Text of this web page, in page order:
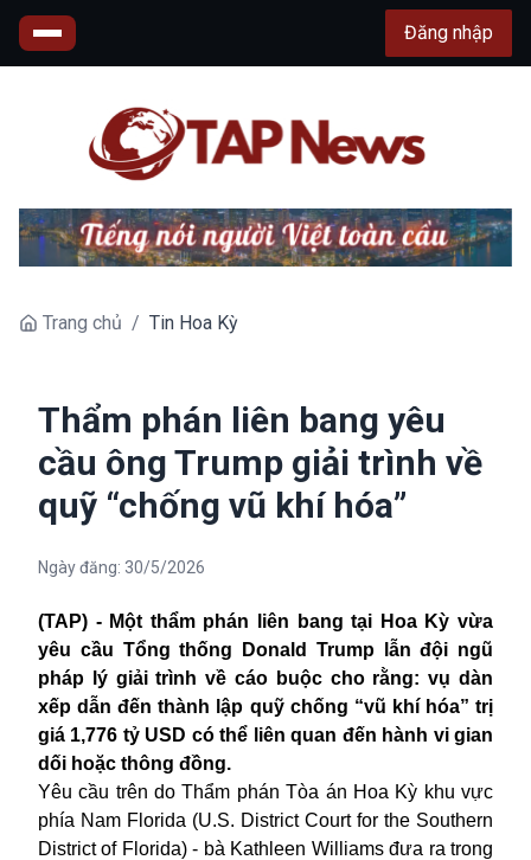
Đăng nhập
Trang chủ / Tin Hoa Kỳ
Thẩm phán liên bang yêu
cầu ông Trump giải trình về
quỹ “chống vũ khí hóa”
Ngày đăng: 30/5/2026
(TAP) - Một thẩm phán liên bang tại Hoa Kỳ vừa
yêu cầu Tổng thống Donald Trump lẫn đội ngũ
pháp lý giải trình về cáo buộc cho rằng: vụ dàn
xếp dẫn đến thành lập quỹ chống “vũ khí hóa” trị
giá 1,776 tỷ USD có thể liên quan đến hành vi gian
dối hoặc thông đồng.
Yêu cầu trên do Thẩm phán Tòa án Hoa Kỳ khu vực
phía Nam Florida (U.S. District Court for the Southern
District of Florida) - bà Kathleen Williams đưa ra trong